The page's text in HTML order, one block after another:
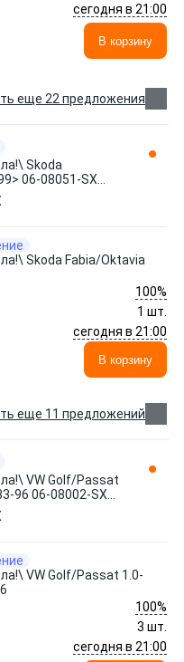
сегодня в 21:00
В корзину
еще 22 предложения
Skoda
06-08051-SX
Skoda Fabia/Oktavia
100%
1 шт.
сегодня в 21:00
В корзину
еще 11 предложений
VW Golf/Passat
96 06-08002-SX
VW Golf/Passat 1.0-
100%
3 шт.
сегодня в 21:00